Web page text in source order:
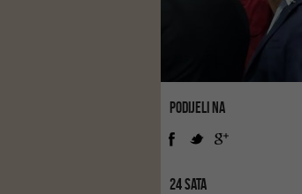
PODIJELI NA
24 SATA